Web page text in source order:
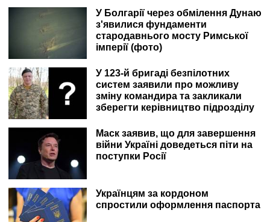
У Болгарії через обмілення Дунаю
з'явилися фундаменти
стародавнього мосту Римської
імперії (фото)
У 123-й бригаді безпілотних
систем заявили про можливу
зміну командира та закликали
зберегти керівництво підрозділу
Маск заявив, що для завершення
війни Україні доведеться піти на
поступки Росії
Українцям за кордоном
спростили оформлення паспорта